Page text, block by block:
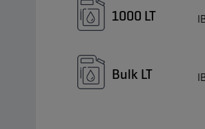
1000 LT
Bulk LT